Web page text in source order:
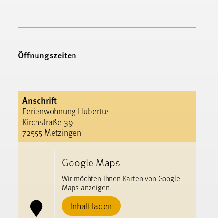
Öffnungszeiten
Anschrift
Ferienwohnung Hubertus
Kirchstraße 39
72555 Metzingen
Google Maps
Wir möchten Ihnen Karten von Google
Maps anzeigen.
Inhalt laden